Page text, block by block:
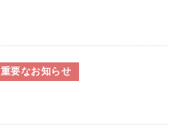
重要なお知らせ